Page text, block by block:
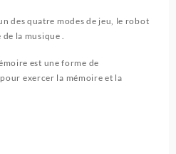
des quatre modes de jeu, le robot
la musique .
est une forme de
exercer la mémoire et la